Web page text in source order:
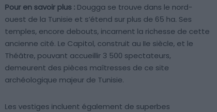
Pour en savoir plus : Dougga se trouve dans le nord-
ouest de la Tunisie et s’étend sur plus de 65 ha. Ses
temples, encore debouts, incarnent la richesse de cette
ancienne cité. Le Capitol, construit au IIe siècle, et le
Théâtre, pouvant accueillir 3 500 spectateurs,
demeurent des pièces maîtresses de ce site
archéologique majeur de Tunisie.
Les vestiges incluent également de superbes